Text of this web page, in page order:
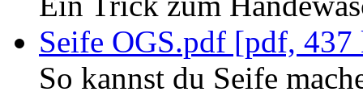
Seife OGS.pdf [pdf,
So kannst du Seife